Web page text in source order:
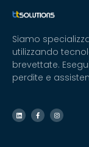
Siamo
utilizzando
brevettate.
perdite e